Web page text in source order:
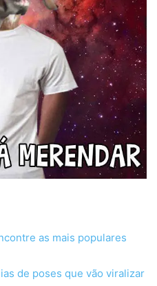
as mais populares
de poses que vão viralizar